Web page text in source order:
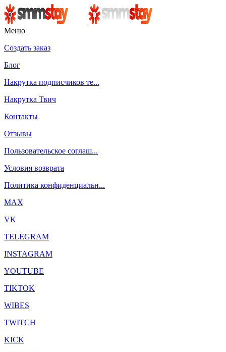
Меню
Создать заказ
Блог
Накрутка подписчиков те...
Накрутка Твич
Контакты
Отзывы
Пользовательское соглаш...
Условия возврата
Политика конфиденциальн...
MAX
VK
TELEGRAM
INSTAGRAM
YOUTUBE
TIKTOK
WIBES
TWITCH
KICK